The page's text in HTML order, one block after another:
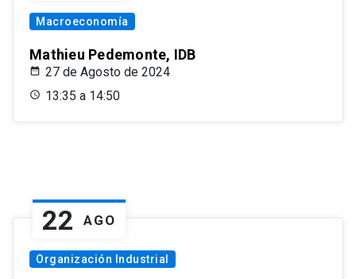
Macroeconomía
Mathieu Pedemonte, IDB
27 de Agosto de 2024
13:35 a 14:50
22 AGO
Organización Industrial